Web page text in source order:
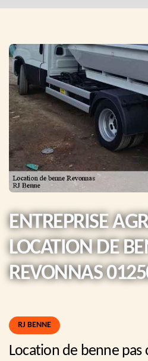
ENTREPRISE
LOCATION DE
REVONNAS
RJ BENNE
Location de benne pas